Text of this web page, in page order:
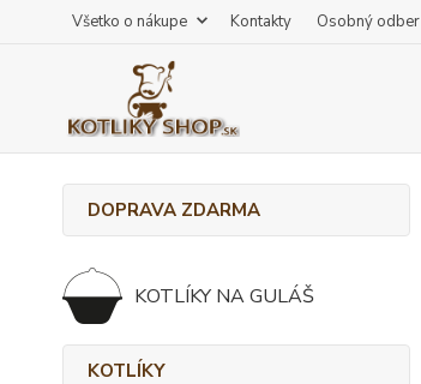
Všetko o nákupe Kontakty Osobný odber
DOPRAVA ZDARMA
KOTLÍKY NA GULÁŠ
KOTLÍKY